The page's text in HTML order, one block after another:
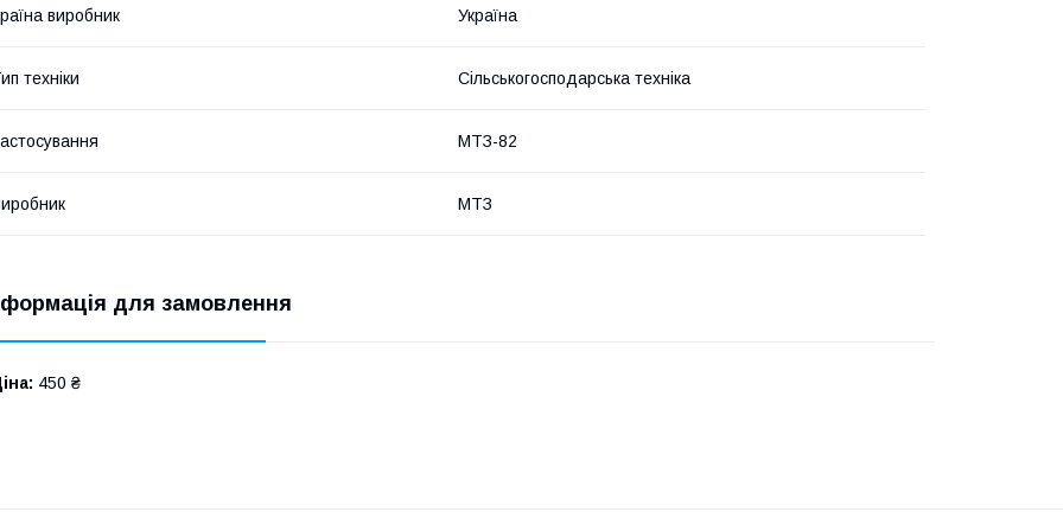
виробник Україна
техніки Сільськогосподарська техніка
МТЗ-82
МТЗ
для замовлення
450 ₴